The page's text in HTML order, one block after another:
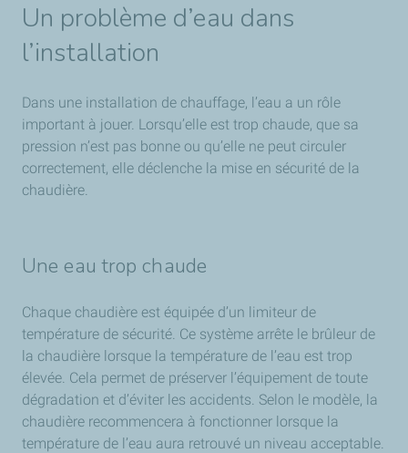
Un problème d’eau dans
l’installation
Dans une installation de chauffage, l’eau a un rôle
important à jouer. Lorsqu’elle est trop chaude, que sa
pression n’est pas bonne ou qu’elle ne peut circuler
correctement, elle déclenche la mise en sécurité de la
chaudière.
Une eau trop chaude
Chaque chaudière est équipée d’un limiteur de
température de sécurité. Ce système arrête le brûleur de
la chaudière lorsque la température de l’eau est trop
élevée. Cela permet de préserver l’équipement de toute
dégradation et d’éviter les accidents. Selon le modèle, la
chaudière recommencera à fonctionner lorsque la
température de l’eau aura retrouvé un niveau acceptable.